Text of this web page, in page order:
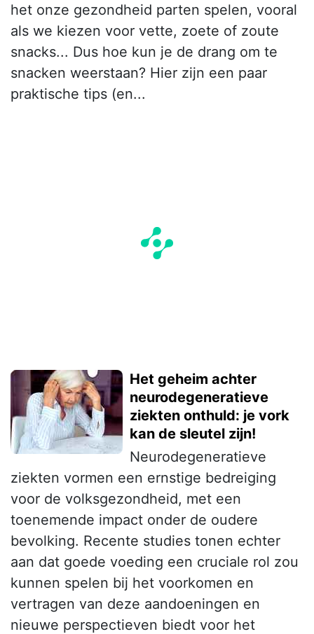
het onze gezondheid parten spelen, vooral
als we kiezen voor vette, zoete of zoute
snacks... Dus hoe kun je de drang om te
snacken weerstaan? Hier zijn een paar
praktische tips (en...
Het geheim achter
neurodegeneratieve
ziekten onthuld: je vork
kan de sleutel zijn!
Neurodegeneratieve
ziekten vormen een ernstige bedreiging
voor de volksgezondheid, met een
toenemende impact onder de oudere
bevolking. Recente studies tonen echter
aan dat goede voeding een cruciale rol zou
kunnen spelen bij het voorkomen en
vertragen van deze aandoeningen en
nieuwe perspectieven biedt voor het